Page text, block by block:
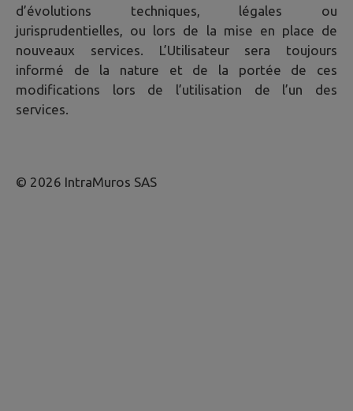
d’évolutions techniques, légales ou
jurisprudentielles, ou lors de la mise en place de
nouveaux services. L’Utilisateur sera toujours
informé de la nature et de la portée de ces
modifications lors de l’utilisation de l’un des
services.
© 2026 IntraMuros SAS